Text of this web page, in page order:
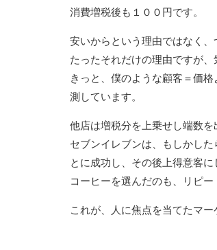
消費増税後も１００円です。
安いからという理由ではなく、
たったそれだけの理由ですが
きっと、僕のような顧客＝価
測しています。
他店は増税分を上乗せし端数を
セブンイレブンは、もしかし
とに成功し、その後上得意客に
コーヒーを選んだのも、リピー
これが、人に焦点を当てたマー